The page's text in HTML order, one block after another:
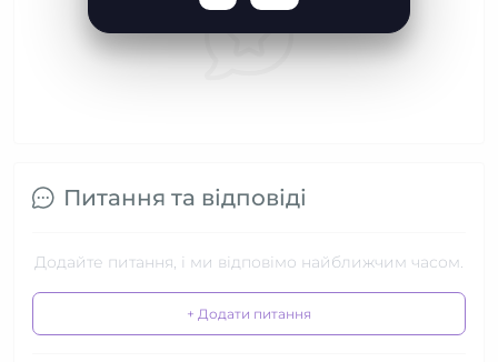
Питання та відповіді
Додайте питання, і ми відповімо найближчим часом.
+ Додати питання